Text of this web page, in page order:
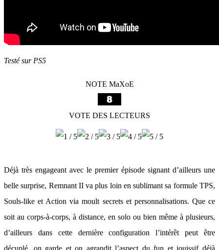
Testé sur PS5
NOTE MaXoE
VOTE DES LECTEURS
Déjà très engageant avec le premier épisode signant d’ailleurs une
belle surprise, Remnant II va plus loin en sublimant sa formule TPS,
Souls-like et Action via moult secrets et personnalisations. Que ce
soit au corps-à-corps, à distance, en solo ou bien même à plusieurs,
d’ailleurs dans cette dernière configuration l’intérêt peut être
décuplé, on garde et on agrandit l’aspect du fun et jouissif déjà